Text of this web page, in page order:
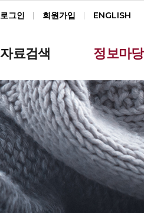
로그인 회원가입 ENGLISH
자료검색 정보마당